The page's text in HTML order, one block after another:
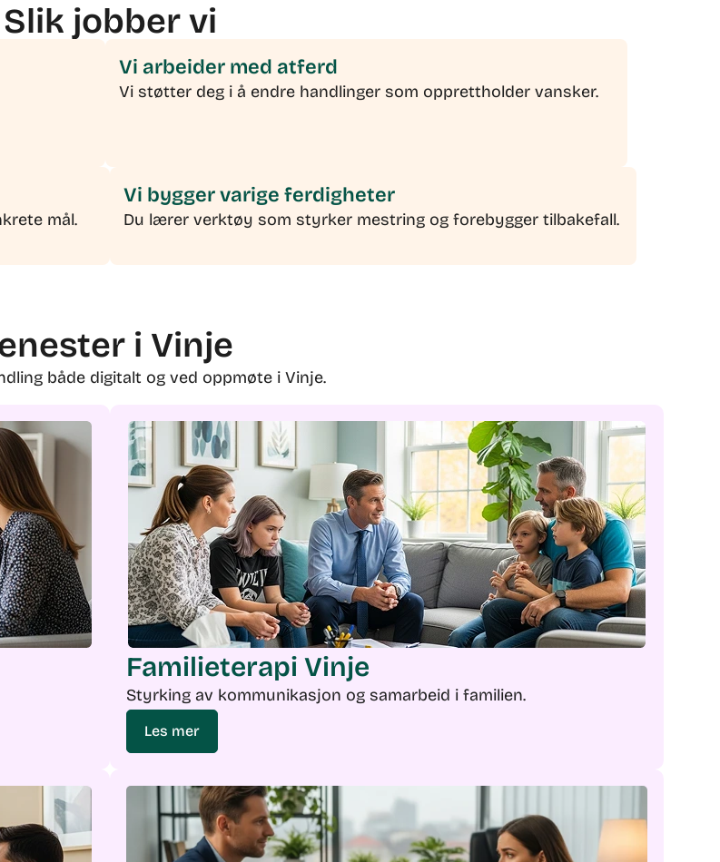
Slik jobber vi
Vi arbeider med atferd
Vi støtter deg i å endre handlinger som opprettholder vansker.
mål.
Vi bygger varige ferdigheter
Du lærer verktøy som styrker mestring og forebygger tilbakefall.
i Vinje
både digitalt og ved oppmøte i Vinje.
Familieterapi Vinje
Styrking av kommunikasjon og samarbeid i familien.
Les mer